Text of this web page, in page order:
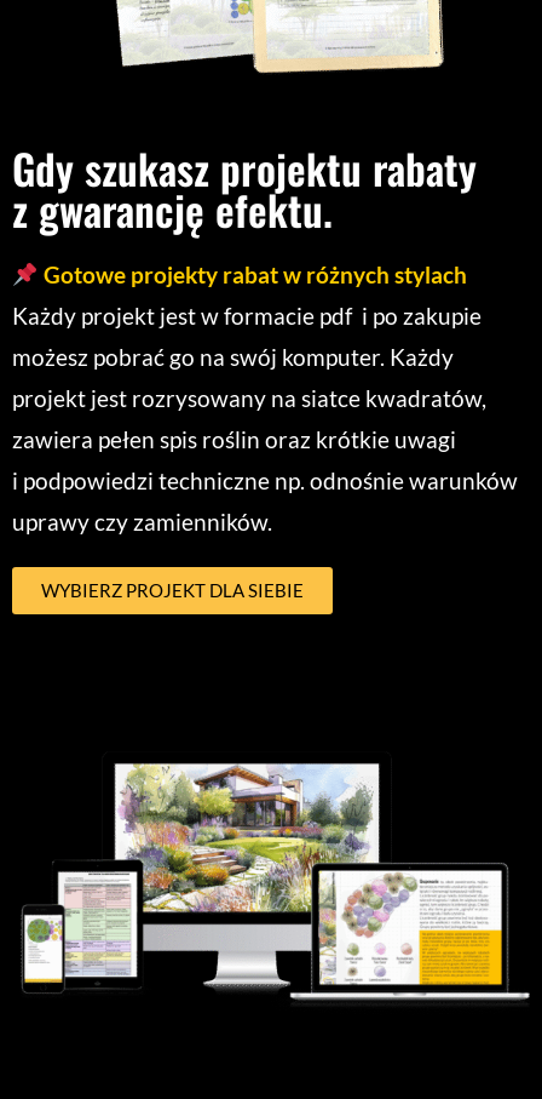
Gdy szukasz projektu rabaty
z gwarancję efektu.
Gotowe projekty rabat w różnych stylach
Każdy projekt jest w formacie pdf i po zakupie
możesz pobrać go na swój komputer. Każdy
projekt jest rozrysowany na siatce kwadratów,
zawiera pełen spis roślin oraz krótkie uwagi
i podpowiedzi techniczne np. odnośnie warunków
uprawy czy zamienników.
WYBIERZ PROJEKT DLA SIEBIE